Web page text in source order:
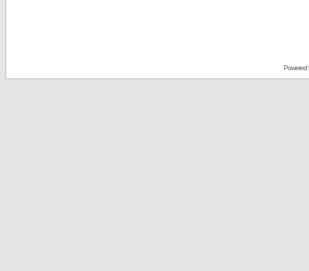
Powered